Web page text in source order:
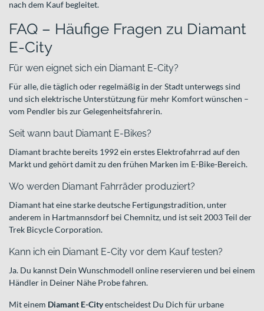
nach dem Kauf begleitet.
FAQ – Häufige Fragen zu Diamant
E-City
Für wen eignet sich ein Diamant E-City?
Für alle, die täglich oder regelmäßig in der Stadt unterwegs sind
und sich elektrische Unterstützung für mehr Komfort wünschen –
vom Pendler bis zur Gelegenheitsfahrerin.
Seit wann baut Diamant E-Bikes?
Diamant brachte bereits 1992 ein erstes Elektrofahrrad auf den
Markt und gehört damit zu den frühen Marken im E-Bike-Bereich.
Wo werden Diamant Fahrräder produziert?
Diamant hat eine starke deutsche Fertigungstradition, unter
anderem in Hartmannsdorf bei Chemnitz, und ist seit 2003 Teil der
Trek Bicycle Corporation.
Kann ich ein Diamant E-City vor dem Kauf testen?
Ja. Du kannst Dein Wunschmodell online reservieren und bei einem
Händler in Deiner Nähe Probe fahren.
Mit einem Diamant E-Cityentscheidest Du Dich für urbane